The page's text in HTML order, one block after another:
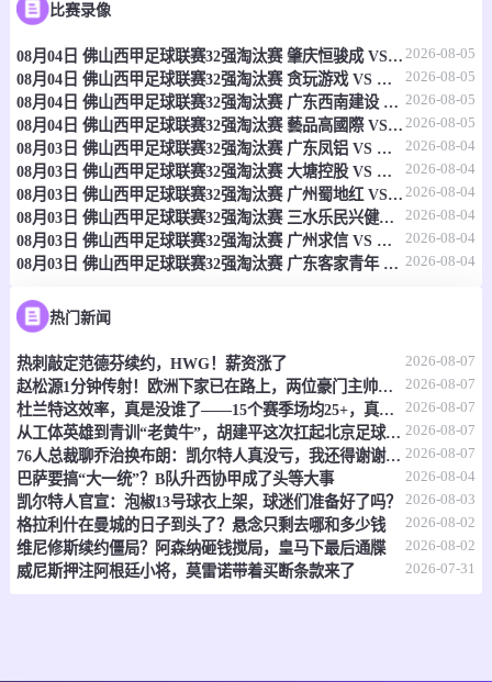
奥斯图恩
情报
挪丙 08-08 20:00 直播中
侯治森华特 0 - 0 德杰夫1919
情报
赣超 08-08 20:00 直播中
鹰潭队
情报
赣超 08-08 20:00 直播中
赣州队 0 - 0 吉安队
情报
赣超 08-08 20:00 直播中
比赛录像
08月04日 佛山西甲足球联赛32强淘汰赛 肇庆恒骏成 VS 三七互娱 全场录像 2026-08-05
08月04日 佛山西甲足球联赛32强淘汰赛 贪玩游戏 VS 美的薪火 全场录像 2026-08-05
08月04日 佛山西甲足球联赛32强淘汰赛 广东西南建设 VS 香港圣徒 全场录像 2026-08-05
08月04日 佛山西甲足球联赛32强淘汰赛 藝品高國際 VS 湛江狂狼·粵辉能源 全场录像 2026-08-05
08月03日 佛山西甲足球联赛32强淘汰赛 广东凤铝 VS 湛江八部科技 全场录像 2026-08-04
08月03日 佛山西甲足球联赛32强淘汰赛 大塘控股 VS 茂名市点都得 全场录像 2026-08-04
08月03日 佛山西甲足球联赛32强淘汰赛 广州蜀地红 VS 广州戴拿模 全场录像 2026-08-04
08月03日 佛山西甲足球联赛32强淘汰赛 三水乐民兴健力宝 VS 中国澳门澳科精英 全场录像 2026-08-04
08月03日 佛山西甲足球联赛32强淘汰赛 广州求信 VS 顺德新青年 全场录像 2026-08-04
08月03日 佛山西甲足球联赛32强淘汰赛 广东客家青年 VS 广州英华思力U17 全场录像 2026-08-04
热门新闻
热刺敲定范德芬续约，HWG！薪资涨了 2026-08-07
赵松源1分钟传射！欧洲下家已在路上，两位豪门主帅抢着夸 2026-08-07
杜兰特这效率，真是没谁了——15个赛季场均25+，真实命中率还飙到60% 2026-08-07
从工体英雄到青训“老黄牛”，胡建平这次扛起北京足球的旗 2026-08-07
76人总裁聊乔治换布朗：凯尔特人真没亏，我还得谢谢他们 2026-08-07
巴萨要搞“大一统”？B队升西协甲成了头等大事 2026-08-04
凯尔特人官宣：泡椒13号球衣上架，球迷们准备好了吗？ 2026-08-03
格拉利什在曼城的日子到头了？悬念只剩去哪和多少钱 2026-08-02
维尼修斯续约僵局？阿森纳砸钱搅局，皇马下最后通牒 2026-08-02
威尼斯押注阿根廷小将，莫雷诺带着买断条款来了 2026-07-31